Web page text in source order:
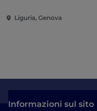
Liguria, Genova
Informazioni sul sito